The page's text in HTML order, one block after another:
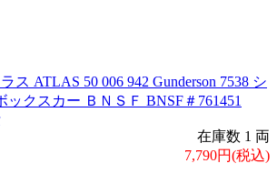
ス ATLAS 50 006 942 Gunderson 7538 シ
ックスカー ＢＮＳＦ BNSF＃761451
在庫数 1 両
7,790円(税込)